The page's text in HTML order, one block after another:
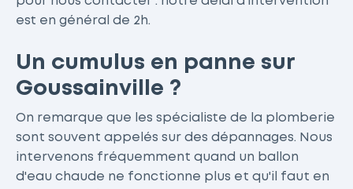
est en général de 2h.
Un cumulus en panne sur
Goussainville ?
On remarque que les spécialiste de la plomberie
sont souvent appelés sur des dépannages. Nous
intervenons fréquemment quand un ballon
d'eau chaude ne fonctionne plus et qu'il faut en